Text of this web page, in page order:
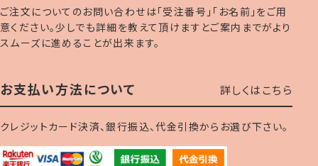
ご注文についてのお問い合わせは「受注番号」「お名前」をご用
意ください。少しでも詳細を教えて頂けますとご案内までがより
スムーズに進めることが出来ます。
お支払い方法について 詳しくはこちら
クレジットカード決済、銀行振込、代金引換からお選び下さい。